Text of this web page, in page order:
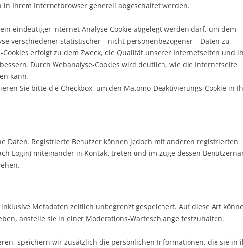
Ihrem Internetbrowser generell abgeschaltet werden.
eindeutiger Internet-Analyse-Cookie abgelegt werden darf, um dem
verschiedener statistischer – nicht personenbezogener – Daten zu
erfolgt zu dem Zweck, die Qualität unserer Internetseiten und
Durch Webanalyse-Cookies wird deutlich, wie die Internetseite
kann.
Sie bitte die Checkbox, um den Matomo-Deaktivierungs-Cookie in
Daten. Registrierte Benutzer können jedoch mit anderen registrierten
Login) miteinander in Kontakt treten und im Zuge dessen
Metadaten zeitlich unbegrenzt gespeichert. Auf diese Art
anstelle sie in einer Moderations-Warteschlange festzuhalten.
speichern wir zusätzlich die persönlichen Informationen, die sie in